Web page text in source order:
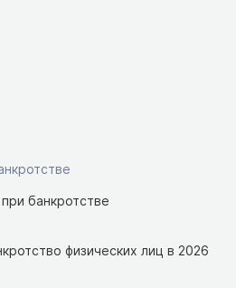
банкротстве
физических лиц в 2026